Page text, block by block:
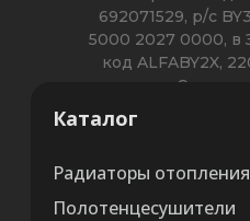
Каталог
Радиаторы отопления
Полотенцесушители